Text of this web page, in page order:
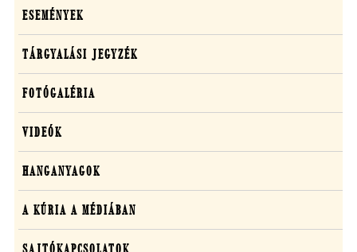
ESEMÉNYEK
TÁRGYALÁSI JEGYZÉK
FOTÓGALÉRIA
VIDEÓK
HANGANYAGOK
A KÚRIA A MÉDIÁBAN